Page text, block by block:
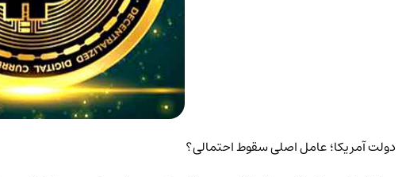
دولت آمریکا؛ عامل اصلی سقوط احتمالی؟